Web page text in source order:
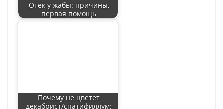
Отек у жабы: причины,
первая помощь
Почему не цветет
декабрист/спатифиллум: